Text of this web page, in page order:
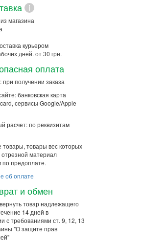
i
магазина
курьером
дней. от 30 грн.
оплата
получении заказа
банковская карта
сервисы Google/Apple
расчет: по реквизитам
товары, товары вес которых
отрезной материал
по предоплате.
об оплате
и обмен
товар надлежащего
14 дней в
с требованиями ст. 9, 12, 13
"О защите прав